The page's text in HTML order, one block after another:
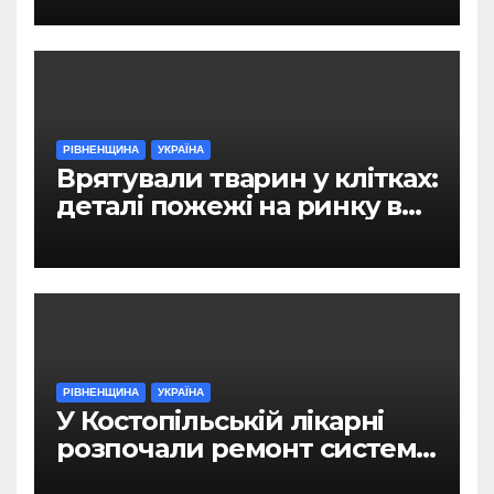
РІВНЕНЩИНА УКРАЇНА
Врятували тварин у клітках:
деталі пожежі на ринку в
РІВНЕНЩИНА УКРАЇНА
У Костопільській лікарні
розпочали ремонт системи